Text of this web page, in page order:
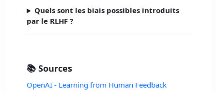
Quels sont les biais possibles introduits
par le RLHF ?
📚 Sources
OpenAI - Learning from Human Feedback